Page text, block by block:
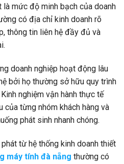
mức độ minh bạch của doanh
có địa chỉ kinh doanh rõ
thông tin liên hệ đầy đủ và
doanh nghiệp hoạt động lâu
bởi họ thường sở hữu quy trình
nghiệm vận hành thực tế
của từng nhóm khách hàng và
phát sinh nhanh chóng.
từ hệ thống kinh doanh thiết
máy tính đà nẵng thường có